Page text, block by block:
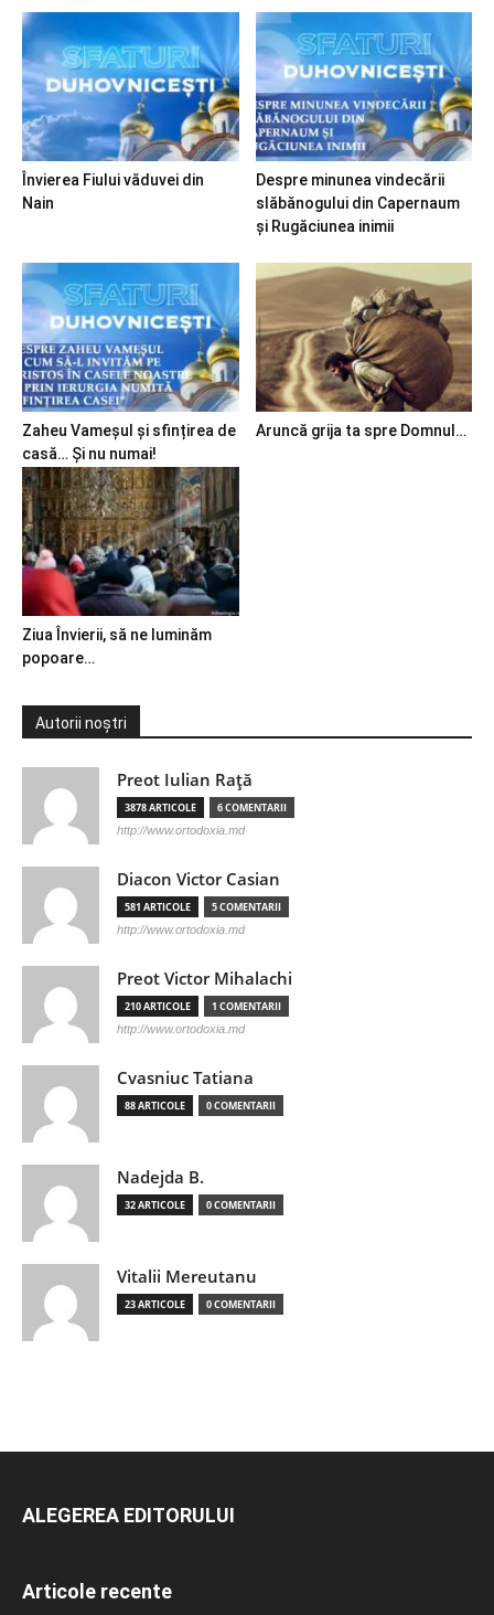
Învierea Fiului văduvei din
Nain
Despre minunea vindecării
slăbănogului din Capernaum
și Rugăciunea inimii
Zaheu Vameșul și sfințirea de
casă… Și nu numai!
Aruncă grija ta spre Domnul…
Ziua Învierii, să ne luminăm
popoare…
Autorii noștri
Preot Iulian Raţă
3878 ARTICOLE 6 COMENTARII
http://www.ortodoxia.md
Diacon Victor Casian
581 ARTICOLE 5 COMENTARII
http://www.ortodoxia.md
Preot Victor Mihalachi
210 ARTICOLE 1 COMENTARII
http://www.ortodoxia.md
Cvasniuc Tatiana
88 ARTICOLE 0 COMENTARII
Nadejda B.
32 ARTICOLE 0 COMENTARII
Vitalii Mereutanu
23 ARTICOLE 0 COMENTARII
ALEGEREA EDITORULUI
Articole recente